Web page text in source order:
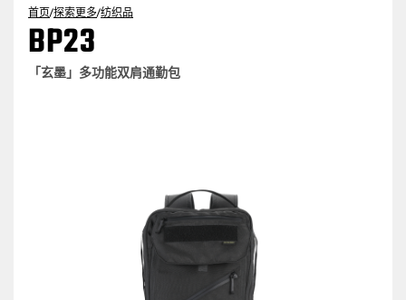
首页/探索更多/纺织品
BP23
「玄墨」多功能双肩通勤包